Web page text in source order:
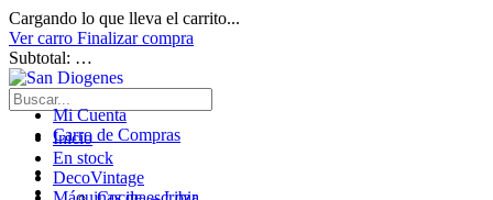
Cargando lo que lleva el carrito...
Ver carro Finalizar compra
Subtotal: …
Inicio
En stock
DecoVintage
Mi Cuenta
Carro de Compras